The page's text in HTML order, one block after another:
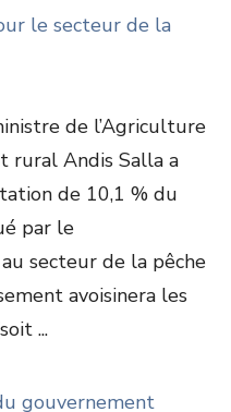
le secteur de la
de l’Agriculture
rural Andis Salla a
de 10,1 % du
par le
secteur de la pêche
avoisinera les
...
gouvernement